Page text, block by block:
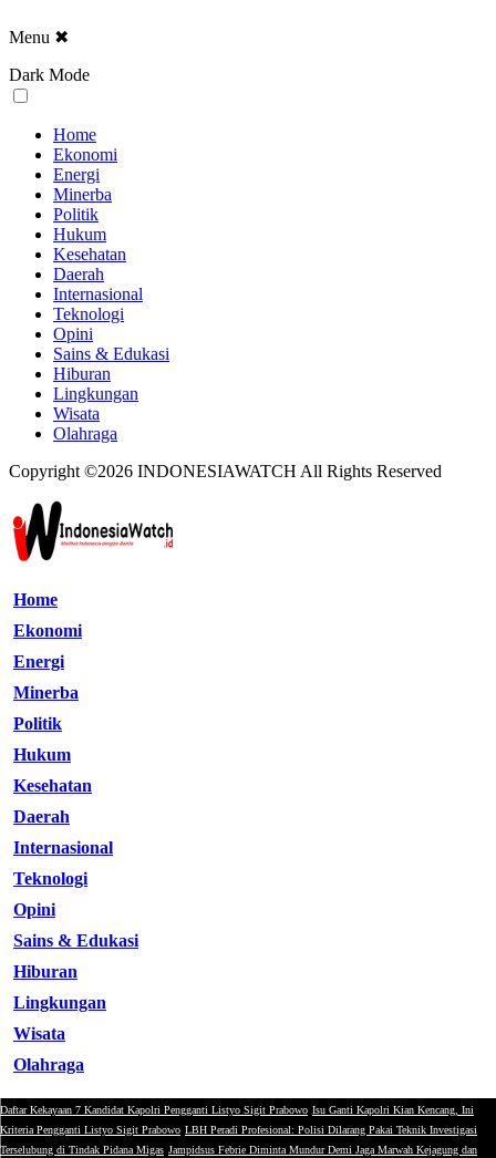
Menu ✖
Dark Mode
Home
Ekonomi
Energi
Minerba
Politik
Hukum
Kesehatan
Daerah
Internasional
Teknologi
Opini
Sains & Edukasi
Hiburan
Lingkungan
Wisata
Olahraga
Copyright ©2026 INDONESIAWATCH All Rights Reserved
Home
Ekonomi
Energi
Minerba
Politik
Hukum
Kesehatan
Daerah
Internasional
Teknologi
Opini
Sains & Edukasi
Hiburan
Lingkungan
Wisata
Olahraga
Daftar Kekayaan 7 Kandidat Kapolri Pengganti Listyo Sigit Prabowo Isu Ganti Kapolri Kian Kencang, Ini
Kriteria Pengganti Listyo Sigit Prabowo LBH Peradi Profesional: Polisi Dilarang Pakai Teknik Investigasi
Terselubung di Tindak Pidana Migas Jampidsus Febrie Diminta Mundur Demi Jaga Marwah Kejagung dan
Politik